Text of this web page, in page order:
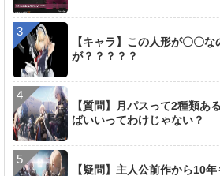
【キャラ】この人形が〇〇
が？？？？？
【質問】月パスって2種類あ
ばいいってわけじゃない？
【疑問】主人公前作から10